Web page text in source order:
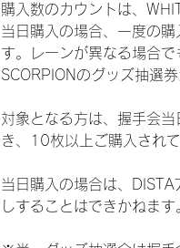
購入数のカウントは、
当日購入の場合、一度の
す。レーンが異なる場合
SCORPIONのグッズ抽選
対象となる方は、握手会
き、10枚以上ご購入され
当日購入の場合は、
しすることはできかねます